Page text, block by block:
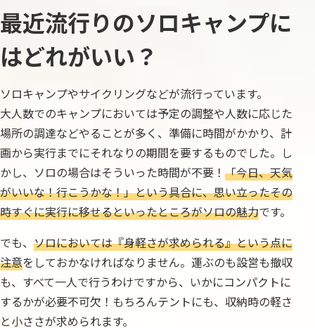
最近流行りのソロキャンプに
はどれがいい？
ソロキャンプやサイクリングなどが流行っています。
大人数でのキャンプにおいては予定の調整や人数に応じた
場所の調達などやることが多く、準備に時間がかかり、計
画から実行までにそれなりの期間を要するものでした。し
かし、ソロの場合はそういった時間が不要！ 「今日、天気
がいいな！行こうかな！」という具合に、思い立ったその
時すぐに実行に移せるといったところがソロの魅力です。
でも、 ソロにおいては『身軽さが求められる』という点に
注意をしておかなければなりません。運ぶのも設営も撤収
も、すべて一人で行うわけですから、いかにコンパクトに
するかが必要不可欠！もちろんテントにも、収納時の軽さ
と小ささが求められます。